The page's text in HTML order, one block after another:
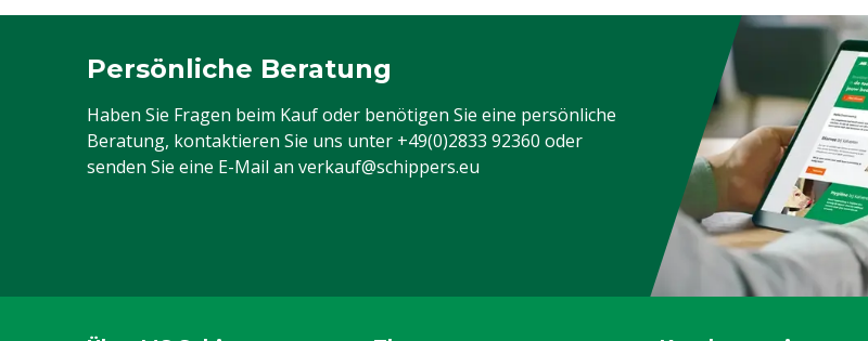
Persönliche Beratung
Haben Sie Fragen beim Kauf oder benötigen Sie eine persönliche
Beratung, kontaktieren Sie uns unter +49(0)2833 92360 oder
senden Sie eine E-Mail an verkauf@schippers.eu